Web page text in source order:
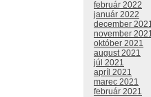
február 2022
január 2022
december
november
október 2021
august 2021
júl 2021
apríl 2021
marec 2021
február 2021